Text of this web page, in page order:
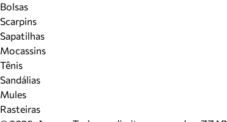
Bolsas
Scarpins
Sapatilhas
Mocassins
Tênis
Sandálias
Mules
Rasteiras